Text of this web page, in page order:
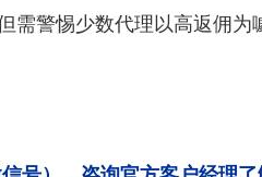
需警惕少数代理以高返佣为